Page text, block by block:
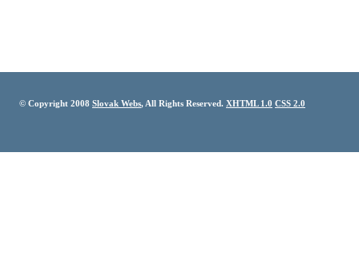
© Copyright 2008 Slovak Webs, All Rights Reserved. XHTML 1.0 CSS 2.0